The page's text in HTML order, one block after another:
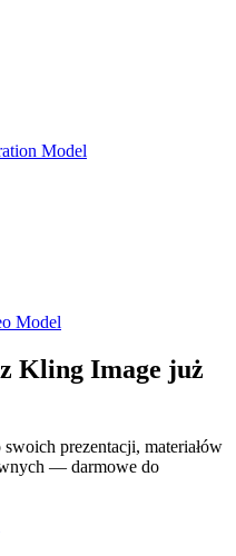
Model
Model
Kling Image już
prezentacji, materiałów
— darmowe do